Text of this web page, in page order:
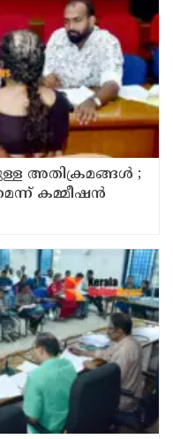
അതിക്രമങ്ങൾ ;
കമ്മീഷൻ